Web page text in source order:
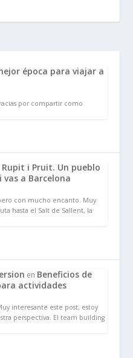
época para viajar a
por compartir como
Rupit i Pruit. Un pueblo
vas a Barcelona
con mucho encanto. Muy
hasta el Salt de Sallent, la
en Beneficios de
actividades
interesante este post, estoy
perspectiva. El team building